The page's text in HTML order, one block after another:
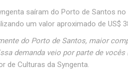
saíram do Porto de Santos
um valor aproximado de US$
do Porto de Santos, maior
demanda veio por parte de
de Culturas da Syngenta.